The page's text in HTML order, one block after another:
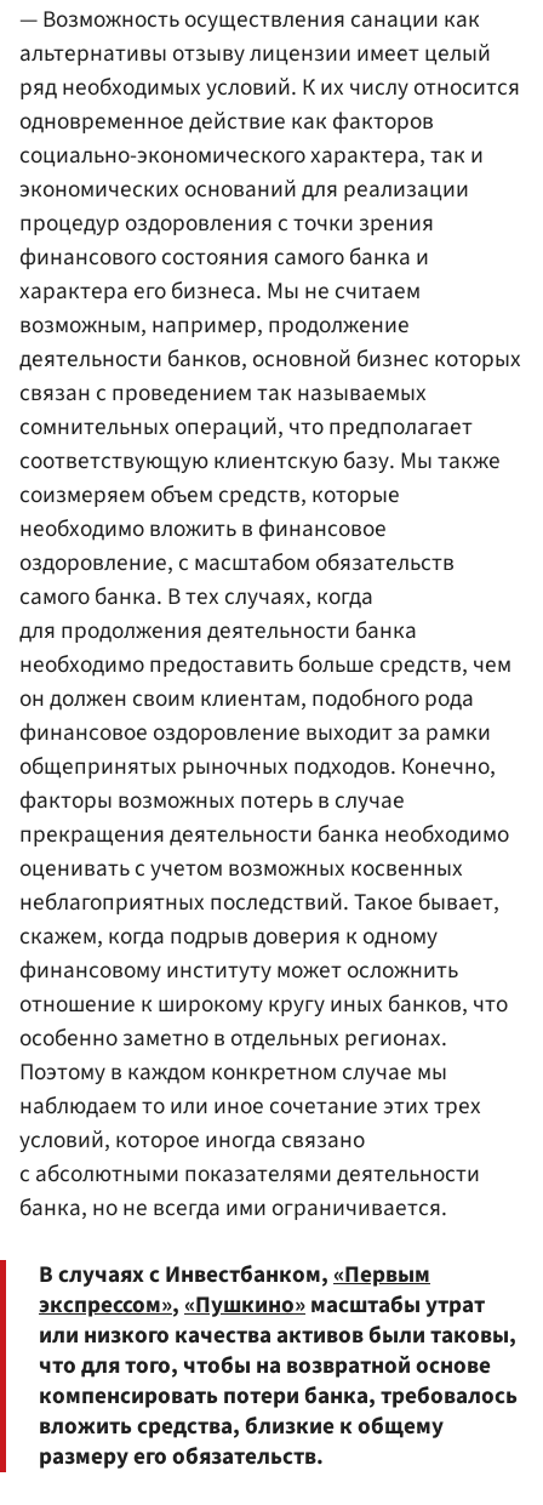
— Возможность осуществления санации как
альтернативы отзыву лицензии имеет целый
ряд необходимых условий. К их числу относится
одновременное действие как факторов
социально-экономического характера, так и
экономических оснований для реализации
процедур оздоровления с точки зрения
финансового состояния самого банка и
характера его бизнеса. Мы не считаем
возможным, например, продолжение
деятельности банков, основной бизнес которых
связан с проведением так называемых
сомнительных операций, что предполагает
соответствующую клиентскую базу. Мы также
соизмеряем объем средств, которые
необходимо вложить в финансовое
оздоровление, с масштабом обязательств
самого банка. В тех случаях, когда
для продолжения деятельности банка
необходимо предоставить больше средств, чем
он должен своим клиентам, подобного рода
финансовое оздоровление выходит за рамки
общепринятых рыночных подходов. Конечно,
факторы возможных потерь в случае
прекращения деятельности банка необходимо
оценивать с учетом возможных косвенных
неблагоприятных последствий. Такое бывает,
скажем, когда подрыв доверия к одному
финансовому институту может осложнить
отношение к широкому кругу иных банков, что
особенно заметно в отдельных регионах.
Поэтому в каждом конкретном случае мы
наблюдаем то или иное сочетание этих трех
условий, которое иногда связано
с абсолютными показателями деятельности
банка, но не всегда ими ограничивается.
В случаях с Инвестбанком,«Первым
экспрессом»,«Пушкино»масштабы утрат
или низкого качества активов были таковы,
что для того, чтобы на возвратной основе
компенсировать потери банка, требовалось
вложить средства, близкие к общему
размеру его обязательств.